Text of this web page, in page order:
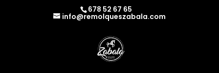
678 52 67 65
info@remolqueszabala.com